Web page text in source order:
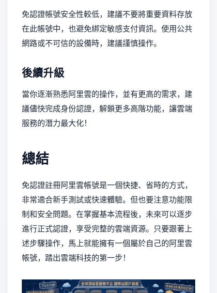
免認證帳號安全性較低，建議不要將重要資料存放
在此帳號中，也避免綁定敏感支付資訊。使用公共
網路或不可信的設備時，建議謹慎操作。
後續升級
當你逐漸熟悉阿里雲的操作，並有更高的需求，建
議儘快完成身份認證，解鎖更多高階功能，讓雲端
服務的潛力最大化！
總結
免認證註冊阿里雲帳號是一個快捷、省時的方式，
非常適合新手測試或快速體驗。但也要注意功能限
制和安全問題。在掌握基本流程後，未來可以逐步
進行正式認證，享受完整的雲端資源。只要跟著上
述步驟操作，馬上就能擁有一個屬於自己的阿里雲
帳號，踏出雲端科技的第一步！